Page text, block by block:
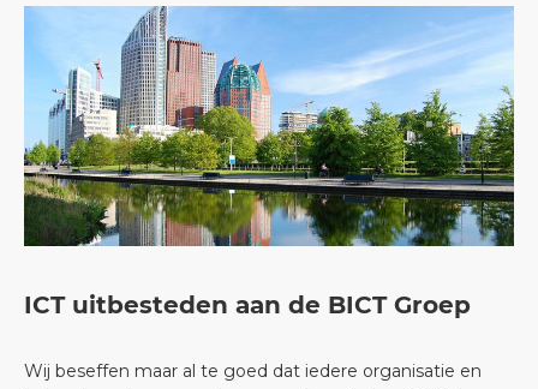
ICT uitbesteden aan de BICT Groep
Wij beseffen maar al te goed dat iedere organisatie en